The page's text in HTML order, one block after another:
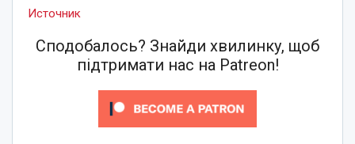
Источник
Сподобалось? Знайди хвилинку, щоб
підтримати нас на Patreon!